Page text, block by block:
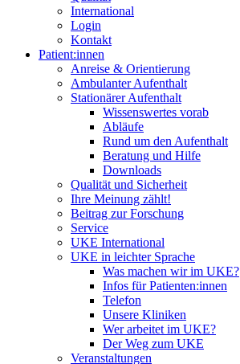
International
Login
Kontakt
Patient:innen
Anreise & Orientierung
Ambulanter Aufenthalt
Stationärer Aufenthalt
Wissenswertes vorab
Abläufe
Rund um den Aufenthalt
Beratung und Hilfe
Downloads
Qualität und Sicherheit
Ihre Meinung zählt!
Beitrag zur Forschung
Service
UKE International
UKE in leichter Sprache
Was machen wir im UKE?
Infos für Patienten:innen
Telefon
Unsere Kliniken
Wer arbeitet im UKE?
Der Weg zum UKE
Veranstaltungen